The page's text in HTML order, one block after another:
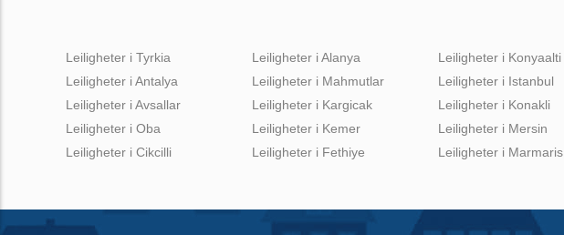
Leiligheter i Tyrkia
Leiligheter i Antalya
Leiligheter i Avsallar
Leiligheter i Oba
Leiligheter i Cikcilli
Leiligheter i Alanya
Leiligheter i Mahmutlar
Leiligheter i Kargicak
Leiligheter i Kemer
Leiligheter i Fethiye
Leiligheter i Konyaalti
Leiligheter i Istanbul
Leiligheter i Konakli
Leiligheter i Mersin
Leiligheter i Marmaris